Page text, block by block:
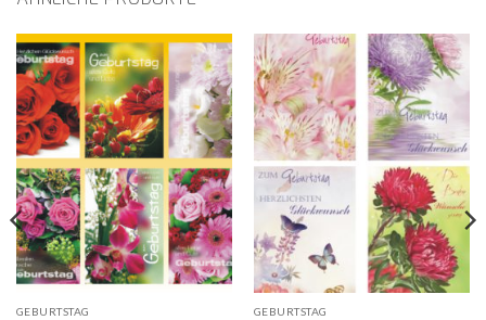
GEBURTSTAG GEBURTSTAG